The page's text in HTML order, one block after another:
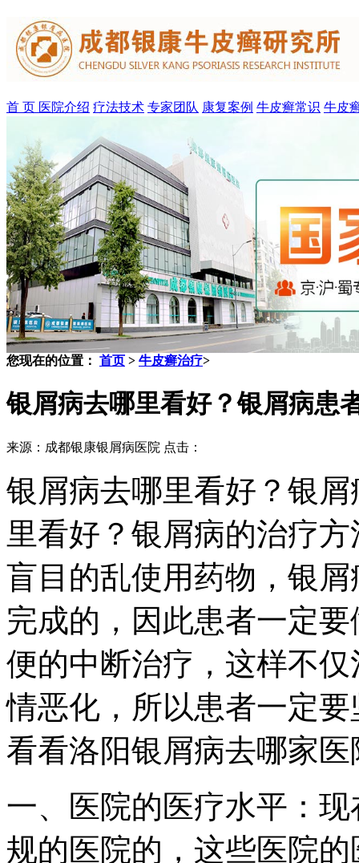
首 页 医院介绍 疗法技术 专家团队 康复案例 牛皮癣常识 牛皮
您现在的位置： 首页 > 牛皮癣治疗>
银屑病去哪里看好？银屑病患
来源：成都银康银屑病医院 点击：
银屑病去哪里看好？银
里看好？银屑病的治疗
盲目的乱使用药物，银
完成的，因此患者一定
便的中断治疗，这样不
情恶化，所以患者一定
看看洛阳银屑病去哪家
一、医院的医疗水平：
规的医院的，这些医院